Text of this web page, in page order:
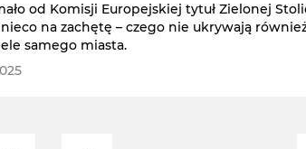
od Komisji Europejskiej tytuł Zielonej
nieco na zachętę – czego nie ukrywają
samego miasta.